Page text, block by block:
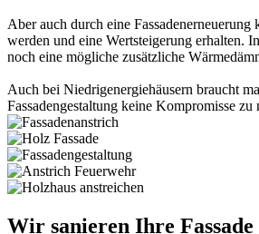
Aber auch durch eine
werden und eine Wertsteigerung erhalten.
noch eine mögliche zusätzliche
Auch bei Niedrigenergiehäusern braucht
Fassadengestaltung keine Kompromisse zu
Wir sanieren Ihre Fassade